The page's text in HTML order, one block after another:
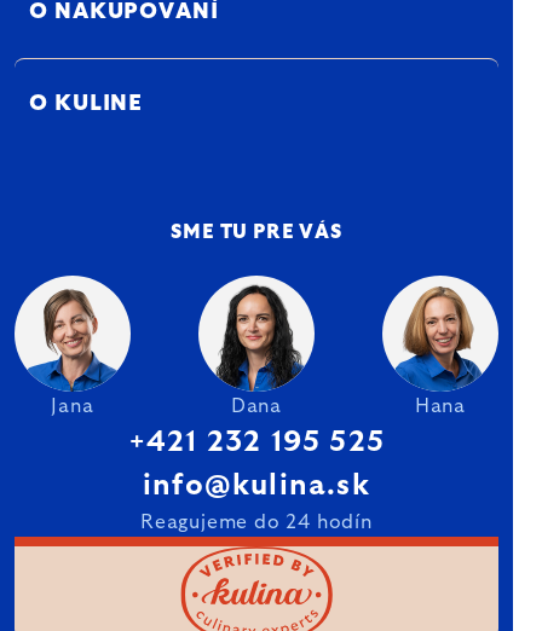
O NAKUPOVANÍ
O KULINE
SME TU PRE VÁS
Jana Dana Hana
+421 232 195 525
info@kulina.sk
Reagujeme do 24 hodín